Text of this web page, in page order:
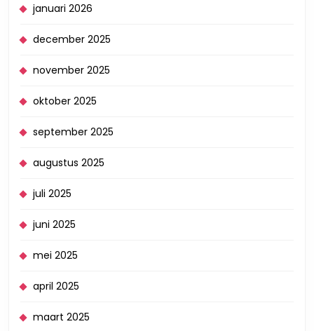
januari 2026
december 2025
november 2025
oktober 2025
september 2025
augustus 2025
juli 2025
juni 2025
mei 2025
april 2025
maart 2025